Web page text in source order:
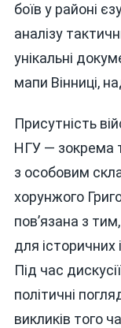
боїв у районі
аналізу
унікальні
мапи Вінниці,
Присутність
НГУ — зокрема
з особовим
хорунжого
пов’язана з
для історичних
Під час
політичні
викликів того